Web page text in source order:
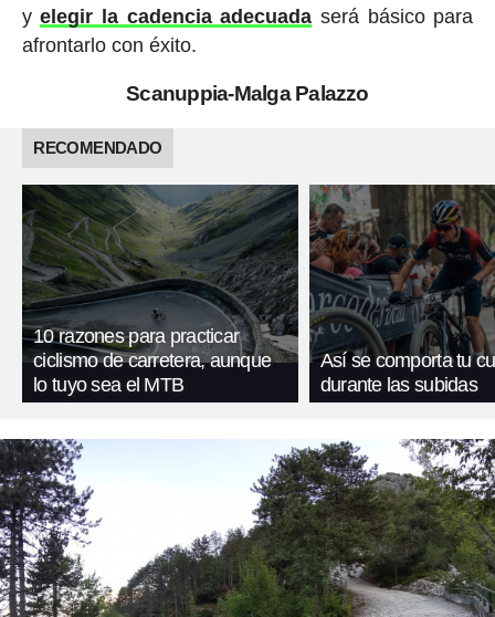
yelegir la cadencia adecuada será básico para
afrontarlo con éxito.
Scanuppia-Malga Palazzo
RECOMENDADO
10 razones para practicar
ciclismo de carretera, aunque
lo tuyo sea el MTB
Así se comporta tu
durante las subidas